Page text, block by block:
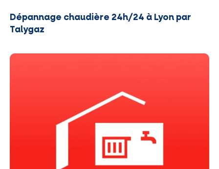
Dépannage chaudière 24h/24 à Lyon par
Talygaz